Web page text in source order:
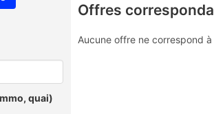
quai)
Offres
Aucune offre ne correspond